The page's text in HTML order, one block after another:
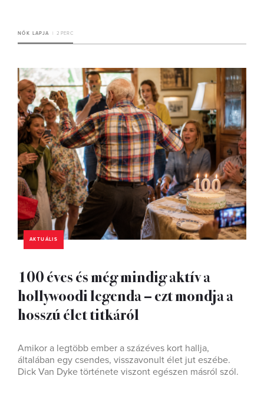
NŐK LAPJA 2 PERC
AKTUÁLIS
100 éves és még mindig aktív a
hollywoodi legenda – ezt mondja a
hosszú élet titkáról
Amikor a legtöbb ember a százéves kort hallja,
általában egy csendes, visszavonult élet jut eszébe.
Dick Van Dyke története viszont egészen másról szól.